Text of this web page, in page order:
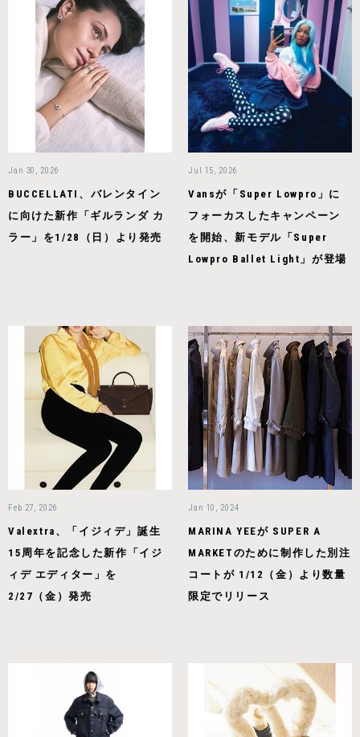
Jan 30, 2026
BUCCELLATI、バレンタイン
に向けた新作「ギルランダ カ
ラー」を1/28（日）より発売
Jul 15, 2026
Vansが「Super Lowpro」に
フォーカスしたキャンペーン
を開始、新モデル「Super
Lowpro Ballet Light」が登場
Feb 27, 2026
Valextra、「イジィデ」誕生
15周年を記念した新作「イジ
ィデ エディター」を
2/27（金）発売
Jan 10, 2024
MARINA YEEが SUPER A
MARKETのために制作した別注
コートが 1/12（金）より数量
限定でリリース